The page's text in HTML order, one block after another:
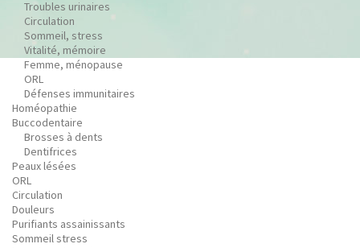
Troubles urinaires
Circulation
Sommeil, stress
Vitalité, mémoire
Femme, ménopause
ORL
Défenses immunitaires
Homéopathie
Buccodentaire
Brosses à dents
Dentifrices
Peaux lésées
ORL
Circulation
Douleurs
Purifiants assainissants
Sommeil stress